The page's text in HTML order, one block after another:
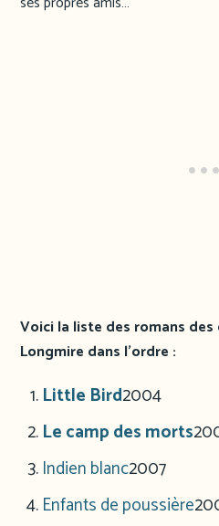
Voici la liste des romans
Longmire dans l’ordre :
Little Bird2004
Le camp des morts
Indien blanc2007
Enfants de poussière